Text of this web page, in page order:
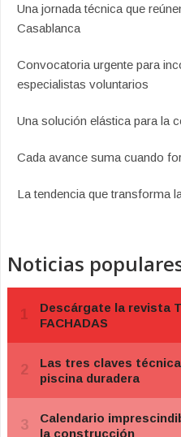
Una jornada técnica que
Casablanca
Convocatoria urgente para
especialistas voluntarios
Una solución elástica para la
Cada avance suma cuando
La tendencia que transforma
Noticias